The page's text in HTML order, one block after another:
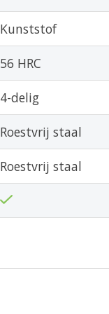
Kunststof
56 HRC
4-delig
Roestvrij staal
Roestvrij staal